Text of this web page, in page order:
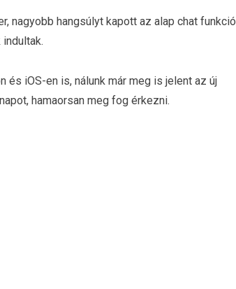
nagyobb hangsúlyt kapott az alap chat funkció
iOS-en is, nálunk már meg is jelent az új
hamaorsan meg fog érkezni.